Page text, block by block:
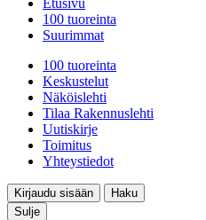
Etusivu
100 tuoreinta
Suurimmat
100 tuoreinta
Keskustelut
Näköislehti
Tilaa Rakennuslehti
Uutiskirje
Toimitus
Yhteystiedot
Kirjaudu sisään
Haku
Sulje